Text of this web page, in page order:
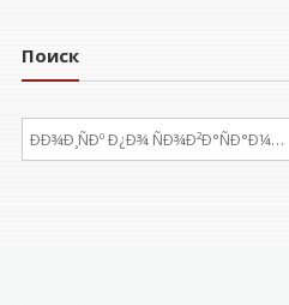
Поиск
ÐÑÐºÐ°ÑÑ: